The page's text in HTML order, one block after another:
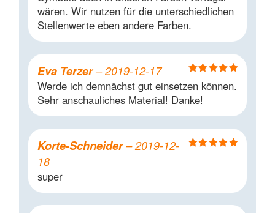
wären. Wir nutzen für die unterschiedlichen
Stellenwerte eben andere Farben.
Bewertet mit
5von 5
Eva Terzer– 2019-12-17
Werde ich demnächst gut einsetzen können.
Sehr anschauliches Material! Danke!
Korte-Schneider– 2019-12-
18
super